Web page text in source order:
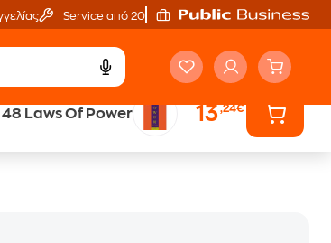
Service από 20'
Laws Of Power 13,24€
Έλα στον κόσμο